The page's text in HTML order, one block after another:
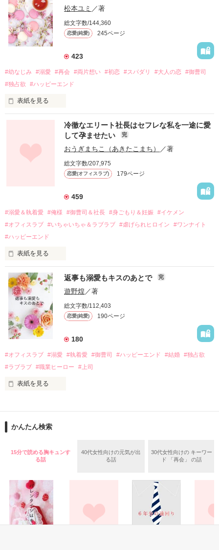
松本ユミ ／著
総文字数/144,360
恋愛(純愛) 245ページ
423
#幼なじみ #溺愛 #再会 #両片想い #初恋 #スパダリ #大人の恋 #御曹司
#独占欲
#ハッピーエンド
表紙を見る
幼なじみの哲平に淡い恋心を抱いていた美桜。
しかし、ある出来事をきっかけに二人の関係は壊れてしまう。
関係修復もできないまま、美桜は両親の離婚によって
引っ越すことになり、哲平とも離れ離れになった。
それから約十二年後。
過去の傷から、二度と会いたくないと思っていた哲平に
運命のような再会を果たす。
酔った勢いで一夜を共にしてしまった。
さらに、美桜が初めてだと知った哲平は
『責任をとる、結婚しよう』と真っ直ぐに告げてきた。
戸惑う美桜とは裏腹に、好きという気持ちを隠すことなく
甘やかしてくる。
そんなある日、哲平は美桜がストーカー被害に
遭っていることを知る。
美桜を守るため、哲平は同居を提案してきて――。
夏木美桜(なつきみお)
鳴海哲平 (なるみてっぺい)
2026.6.5～2026.7.25
＊以前、公開していた話の改稿版です＊
作品を読む
冷徹なエリート社長はセフレな私を一途に愛
して孕ませたい
完
おうぎまちこ（あきたこまち） ／著
総文字数/207,975
恋愛(オフィスラブ) 179ページ
459
#溺愛＆執着愛 #俺様 #御曹司＆社長 #身ごもり＆妊娠 #イケメン
#オフィスラブ #いちゃいちゃ＆ラブラブ #虐げられヒロイン
#ワンナイト
#ハッピーエンド
表紙を見る
おかしな噂を流されて前の職場でうまくいかなかった梅田美
桜は、海外で傷心旅行をしていたところ、日本人美青年と出会
い、酒の勢いもあり一夜限りの関係となる。
帰国後、美桜は新しい職場でワンナイトした美青年と再会。
なんと彼の正体は、とある財閥御曹司にも関わらず、一族を離
れて起業した新進気鋭の実業家、社内でも冷徹だと評判な社長
――御影恭司その人だったのだ――！
なぜか恭司から飼い猫の世話係を命じられた美桜は、猫の世
の関係となってしまい――？
返事も溺愛もキスのあとで 完
遊野煌 ／著
総文字数/112,403
恋愛(純愛) 190ページ
180
#オフィスラブ #溺愛 #執着愛 #御曹司 #ハッピーエンド #結婚 #独占欲
#ラブラブ #職業ヒーロー #上司
表紙を見る
ションの企画戦略室で働いている。
めた、同期で恋人の石垣守（26）がいるのだが、後輩の姫原由
いた。
守と由羅から『便利屋雛子』と馬鹿にされ、一人こっそり泣い
た上、同居まで提案してきて──？
鷹哉『宜しくな、俺の雛子』🦅
雛子『俺の……ひぃ、雛子？！！！』🐥
かんたん検索
15分で読める胸キュンす
る話
40代女性向けの元気が出
る話
30代女性向けの キーワー
ド 「再会」 の話